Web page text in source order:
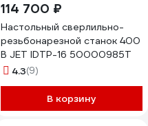
114 700 ₽
Настольный сверлильно-
резьбонарезной станок 400
В JET IDTP-16 50000985T
4.3(9)
В корзину